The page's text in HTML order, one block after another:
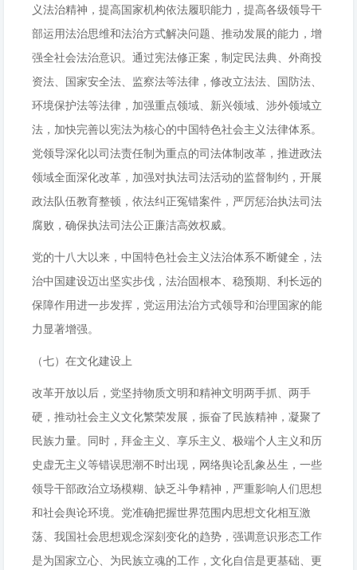
义法治精神，提高国家机构依法履职能力，提高各级领导干
部运用法治思维和法治方式解决问题、推动发展的能力，增
强全社会法治意识。通过宪法修正案，制定民法典、外商投
资法、国家安全法、监察法等法律，修改立法法、国防法、
环境保护法等法律，加强重点领域、新兴领域、涉外领域立
法，加快完善以宪法为核心的中国特色社会主义法律体系。
党领导深化以司法责任制为重点的司法体制改革，推进政法
领域全面深化改革，加强对执法司法活动的监督制约，开展
政法队伍教育整顿，依法纠正冤错案件，严厉惩治执法司法
腐败，确保执法司法公正廉洁高效权威。
党的十八大以来，中国特色社会主义法治体系不断健全，法
治中国建设迈出坚实步伐，法治固根本、稳预期、利长远的
保障作用进一步发挥，党运用法治方式领导和治理国家的能
力显著增强。
（七）在文化建设上
改革开放以后，党坚持物质文明和精神文明两手抓、两手
硬，推动社会主义文化繁荣发展，振奋了民族精神，凝聚了
民族力量。同时，拜金主义、享乐主义、极端个人主义和历
史虚无主义等错误思潮不时出现，网络舆论乱象丛生，一些
领导干部政治立场模糊、缺乏斗争精神，严重影响人们思想
和社会舆论环境。党准确把握世界范围内思想文化相互激
荡、我国社会思想观念深刻变化的趋势，强调意识形态工作
是为国家立心、为民族立魂的工作，文化自信是更基础、更